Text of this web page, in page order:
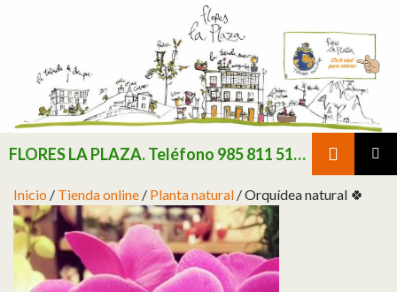
FLORES LA PLAZA. Teléfono 985 811 511 / Consultar existencias de flor y planta natural antes de realizar pedido
Inicio / Tienda online / Planta natural / Orquídea natural 🍀